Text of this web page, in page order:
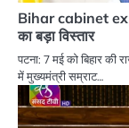
Bihar cabinet
का बड़ा विस्तार
पटना: 7 मई को बिहार की
में मुख्यमंत्री सम्राट…